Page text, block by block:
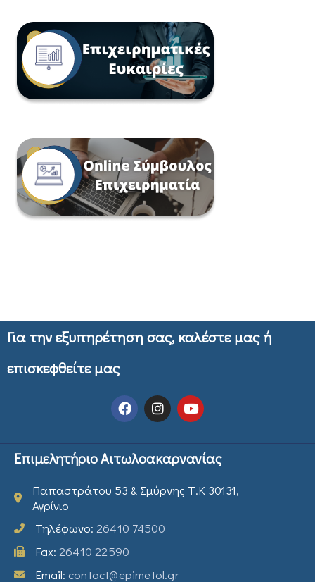
Για την εξυπηρέτηση σας, καλέστε μας ή
επισκεφθείτε μας
Επιμελητήριο Αιτωλοακαρνανίας
Παπαστράτου 53 & Σμύρνης Τ.Κ 30131,
Αγρίνιο
Τηλέφωνο: 26410 74500
Fax: 26410 22590
Email: contact@epimetol.gr